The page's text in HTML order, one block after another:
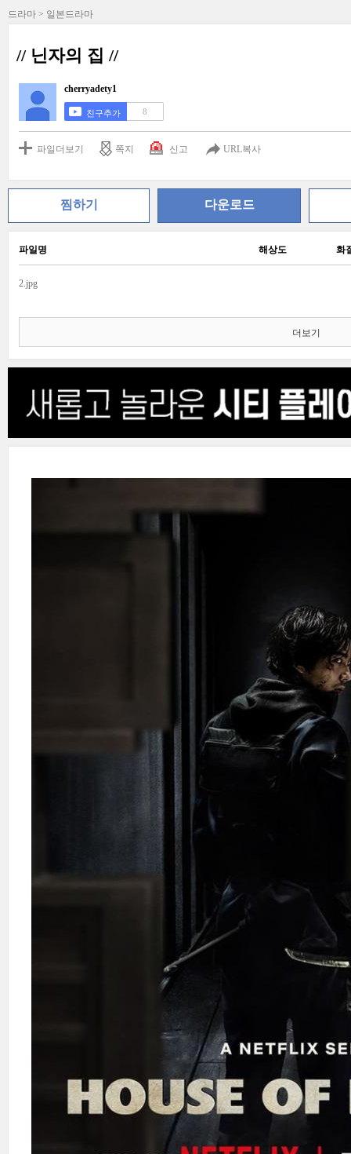
드라마 > 일본드라마
// 닌자의 집 //
cherryadety1
친구추가 8
파일더보기 쪽지 신고 URL복사
찜하기 다운로드
파일명 해상도 화
2.jpg
더보기